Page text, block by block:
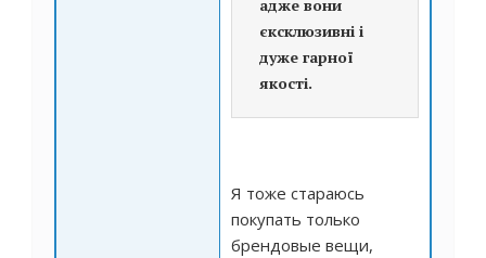
адже вони
єксклюзивні і
дуже гарної
якості.
Я тоже стараюсь
покупать только
брендовые вещи,